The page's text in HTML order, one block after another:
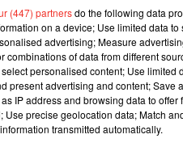
(447) partnersdo the following data
on a device; Use limited data
advertising; Measure
combinations of data from different
personalised content; Use limited
present advertising and content;
IP address and browsing data to
Use precise geolocation data; Match
transmitted automatically.